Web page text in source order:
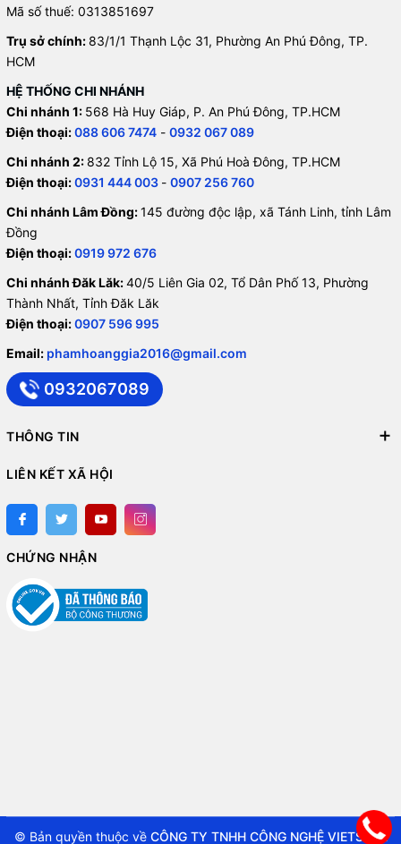
Mã số thuế: 0313851697
Trụ sở chính: 83/1/1 Thạnh Lộc 31, Phường An Phú Đông, TP.
HCM
HỆ THỐNG CHI NHÁNH
Chi nhánh 1: 568 Hà Huy Giáp, P. An Phú Đông, TP.HCM
Điện thoại:088 606 7474 - 0932 067 089
Chi nhánh 2: 832 Tỉnh Lộ 15, Xã Phú Hoà Đông, TP.HCM
Điện thoại:0931 444 003 - 0907 256 760
Chi nhánh Lâm Đồng:145 đường độc lập, xã Tánh Linh, tỉnh Lâm
Đồng
Điện thoại:0919 972 676
Chi nhánh Đăk Lăk:40/5 Liên Gia 02, Tổ Dân Phố 13, Phường
Thành Nhất, Tỉnh Đăk Lăk
Điện thoại:0907 596 995
Email: phamhoanggia2016@gmail.com
0932067089
THÔNG TIN
LIÊN KẾT XÃ HỘI
CHỨNG NHẬN
© Bản quyền thuộc về CÔNG TY TNHH CÔNG NGHỆ VIETSTAR